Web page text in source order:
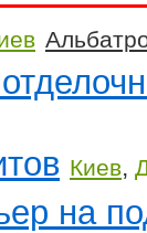
Киев,
на